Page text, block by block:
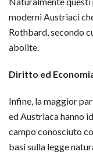
moderni Austriaci
Rothbard, secondo
abolite.
Diritto ed
Infine, la maggior
ed Austriaca hanno
campo conosciuto
basi sulla legge